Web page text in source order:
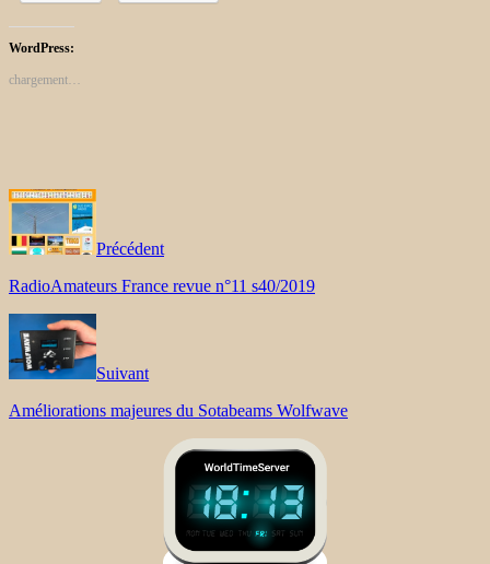
WordPress:
chargement…
Précédent
RadioAmateurs France revue n°11 s40/2019
Suivant
Améliorations majeures du Sotabeams Wolfwave